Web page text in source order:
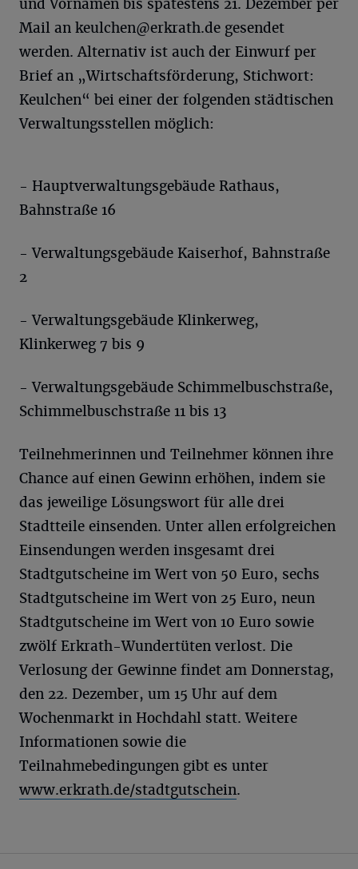
und Vornamen bis spätestens 21. Dezember per
Mail an keulchen@erkrath.de gesendet
werden. Alternativ ist auch der Einwurf per
Brief an „Wirtschaftsförderung, Stichwort:
Keulchen“ bei einer der folgenden städtischen
Verwaltungsstellen möglich:
- Hauptverwaltungsgebäude Rathaus,
Bahnstraße 16
- Verwaltungsgebäude Kaiserhof, Bahnstraße
2
- Verwaltungsgebäude Klinkerweg,
Klinkerweg 7 bis 9
- Verwaltungsgebäude Schimmelbuschstraße,
Schimmelbuschstraße 11 bis 13
Teilnehmerinnen und Teilnehmer können ihre
Chance auf einen Gewinn erhöhen, indem sie
das jeweilige Lösungswort für alle drei
Stadtteile einsenden. Unter allen erfolgreichen
Einsendungen werden insgesamt drei
Stadtgutscheine im Wert von 50 Euro, sechs
Stadtgutscheine im Wert von 25 Euro, neun
Stadtgutscheine im Wert von 10 Euro sowie
zwölf Erkrath-Wundertüten verlost. Die
Verlosung der Gewinne findet am Donnerstag,
den 22. Dezember, um 15 Uhr auf dem
Wochenmarkt in Hochdahl statt. Weitere
Informationen sowie die
Teilnahmebedingungen gibt es unter
www.erkrath.de/stadtgutschein.